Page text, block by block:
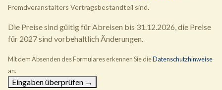
Fremdveranstalters Vertragsbestandteil sind.
Die Preise sind gültig für Abreisen bis 31.12.2026, die Preise
für 2027 sind vorbehaltlich Änderungen.
Mit dem Absenden des Formulares erkennen Sie dieDatenschutzhinweise
an.